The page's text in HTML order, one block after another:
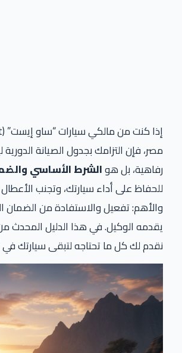
إذا كنت من مالكي سيارات “ساو إيست”(Soueast)
مصر، فإن التزامك بجدول الصيانة
رفاهية، بل هوالشرط الأساسي
للحفاظ على أداء سيارتك، وتجنب الأعطال
والأهم: تفعيل والاستفادة من الضمان
يقدمه الوكيل. في هذا الدليل المحدث
نقدم لك كل ما تحتاجه لتبقى سيارتك